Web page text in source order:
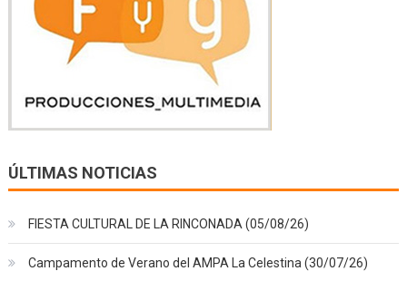
ÚLTIMAS NOTICIAS
FIESTA CULTURAL DE LA RINCONADA (05/08/26)
Campamento de Verano del AMPA La Celestina (30/07/26)